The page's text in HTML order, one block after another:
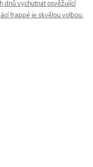
dnů vychutnat osvěžující
frappé je skvělou volbou.